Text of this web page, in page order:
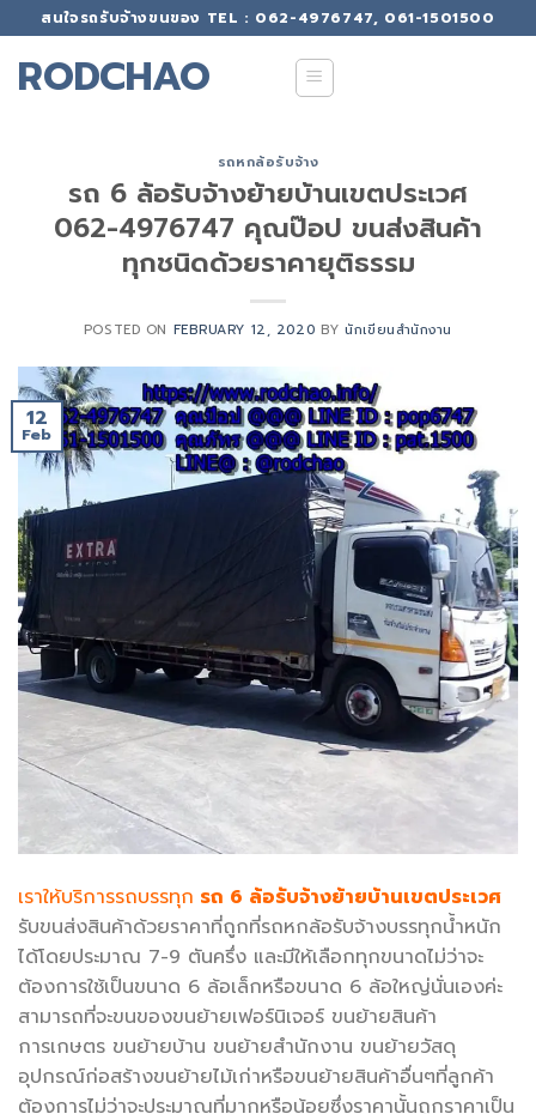
to
content
สนใจรถรับจ้างขนของ TEL : 062-4976747, 061-1501500
RODCHAO
รถหกล้อรับจ้าง
รถ 6 ล้อรับจ้างย้ายบ้านเขตประเวศ
062-4976747 คุณป๊อป ขนส่งสินค้า
ทุกชนิดด้วยราคายุติธรรม
POSTED ON FEBRUARY 12, 2020 BYนักเขียนสำนักงาน
12
Feb
เราให้บริการรถบรรทุก รถ 6 ล้อรับจ้างย้ายบ้านเขตประเวศ
รับขนส่งสินค้าด้วยราคาที่ถูกที่รถหกล้อรับจ้างบรรทุกน้ำหนัก
ได้โดยประมาณ 7-9 ตันครึ่ง และมีให้เลือกทุกขนาดไม่ว่าจะ
ต้องการใช้เป็นขนาด 6 ล้อเล็กหรือขนาด 6 ล้อใหญ่นั่นเองค่ะ
สามารถที่จะขนของขนย้ายเฟอร์นิเจอร์ ขนย้ายสินค้า
การเกษตร ขนย้ายบ้าน ขนย้ายสำนักงาน ขนย้ายวัสดุ
อุปกรณ์ก่อสร้างขนย้ายไม้เก่าหรือขนย้ายสินค้าอื่นๆที่ลูกค้า
ต้องการไม่ว่าจะประมาณที่มากหรือน้อยซึ่งราคานั้นถูกราคาเป็น